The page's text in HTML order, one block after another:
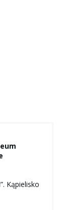
Kąpielisko